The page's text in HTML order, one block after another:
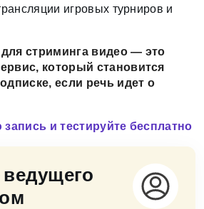
игровых турниров и
стриминга видео — это
который становится
если речь идет о
и тестируйте бесплатно